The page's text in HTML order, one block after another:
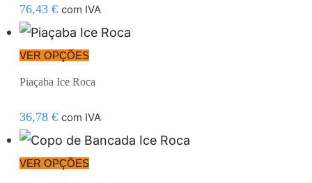
76,43 € com IVA
VER OPÇÕES
Piaçaba Ice Roca
36,78 € com IVA
VER OPÇÕES